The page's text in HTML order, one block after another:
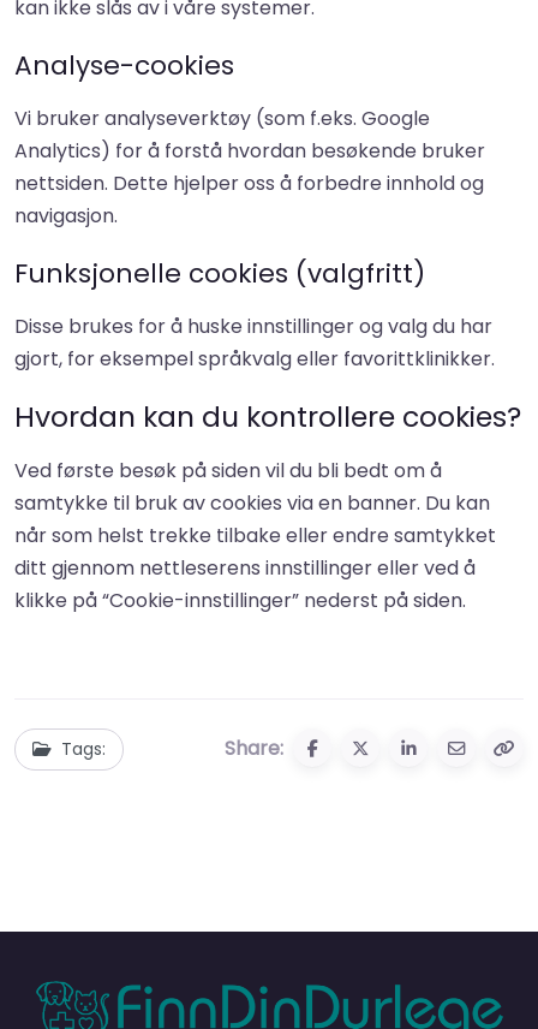
kan ikke slås av i våre systemer.
Analyse-cookies
Vi bruker analyseverktøy (som f.eks. Google
Analytics) for å forstå hvordan besøkende bruker
nettsiden. Dette hjelper oss å forbedre innhold og
navigasjon.
Funksjonelle cookies (valgfritt)
Disse brukes for å huske innstillinger og valg du har
gjort, for eksempel språkvalg eller favorittklinikker.
Hvordan kan du kontrollere cookies?
Ved første besøk på siden vil du bli bedt om å
samtykke til bruk av cookies via en banner. Du kan
når som helst trekke tilbake eller endre samtykket
ditt gjennom nettleserens innstillinger eller ved å
klikke på “Cookie-innstillinger” nederst på siden.
Tags: Share: